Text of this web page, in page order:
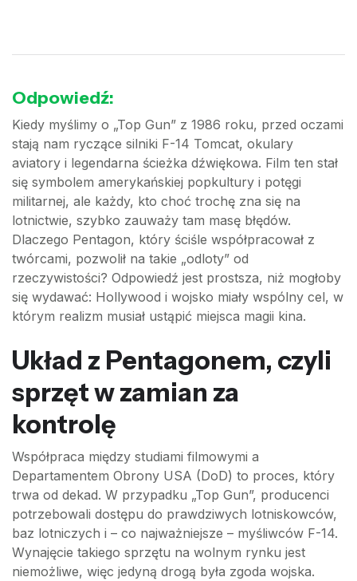
Odpowiedź:
Kiedy myślimy o „Top Gun” z 1986 roku, przed oczami
stają nam ryczące silniki F-14 Tomcat, okulary
aviatory i legendarna ścieżka dźwiękowa. Film ten stał
się symbolem amerykańskiej popkultury i potęgi
militarnej, ale każdy, kto choć trochę zna się na
lotnictwie, szybko zauważy tam masę błędów.
Dlaczego Pentagon, który ściśle współpracował z
twórcami, pozwolił na takie „odloty” od
rzeczywistości? Odpowiedź jest prostsza, niż mogłoby
się wydawać: Hollywood i wojsko miały wspólny cel, w
którym realizm musiał ustąpić miejsca magii kina.
Układ z Pentagonem, czyli
sprzęt w zamian za
kontrolę
Współpraca między studiami filmowymi a
Departamentem Obrony USA (DoD) to proces, który
trwa od dekad. W przypadku „Top Gun”, producenci
potrzebowali dostępu do prawdziwych lotniskowców,
baz lotniczych i – co najważniejsze – myśliwców F-14.
Wynajęcie takiego sprzętu na wolnym rynku jest
niemożliwe, więc jedyną drogą była zgoda wojska.